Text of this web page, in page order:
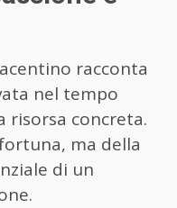
racconta
nel tempo
risorsa concreta.
ma della
di un